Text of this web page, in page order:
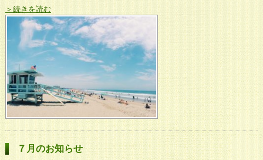
＞続きを読む
７月のお知らせ